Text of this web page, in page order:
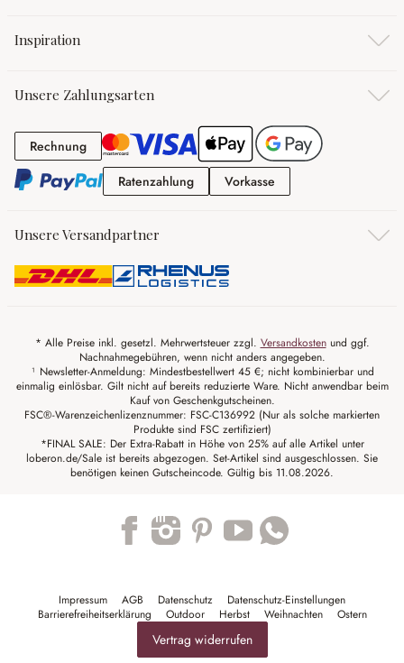
Inspiration
Unsere Zahlungsarten
RechnungRechnung
RatenzahlungRatenzahlung
Vorkasse
Unsere Versandpartner
* Alle Preise inkl. gesetzl. Mehrwertsteuer zzgl. Versandkostenund ggf.
Nachnahmegebühren, wenn nicht anders angegeben.
¹ Newsletter-Anmeldung: Mindestbestellwert 45 €; nicht kombinierbar und
einmalig einlösbar. Gilt nicht auf bereits reduzierte Ware. Nicht anwendbar beim
Kauf von Geschenkgutscheinen.
FSC®-Warenzeichenlizenznummer: FSC-C136992 (Nur als solche markierten
Produkte sind FSC zertifiziert)
*FINAL SALE: Der Extra-Rabatt in Höhe von 25% auf alle Artikel unter
loberon.de/Sale ist bereits abgezogen. Set-Artikel sind ausgeschlossen. Sie
benötigen keinen Gutscheincode. Gültig bis 11.08.2026.
Impressum AGB Datenschutz
Datenschutz-Einstellungen
Barrierefreiheitserklärung
Outdoor Herbst Weihnachten Ostern
Vertrag widerrufen